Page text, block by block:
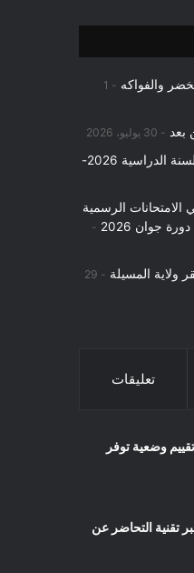
والفواكه
1
بعد 30 يوليو، 2026
بلاغ حول رزنامة الدخول المدرسي للسنة الدراسية 2026-
الامتحانات الرسمية
جوان 2026
ولاية المسيلة
29
تعليقات
وضعية توفر
تقنية التحاضر عن